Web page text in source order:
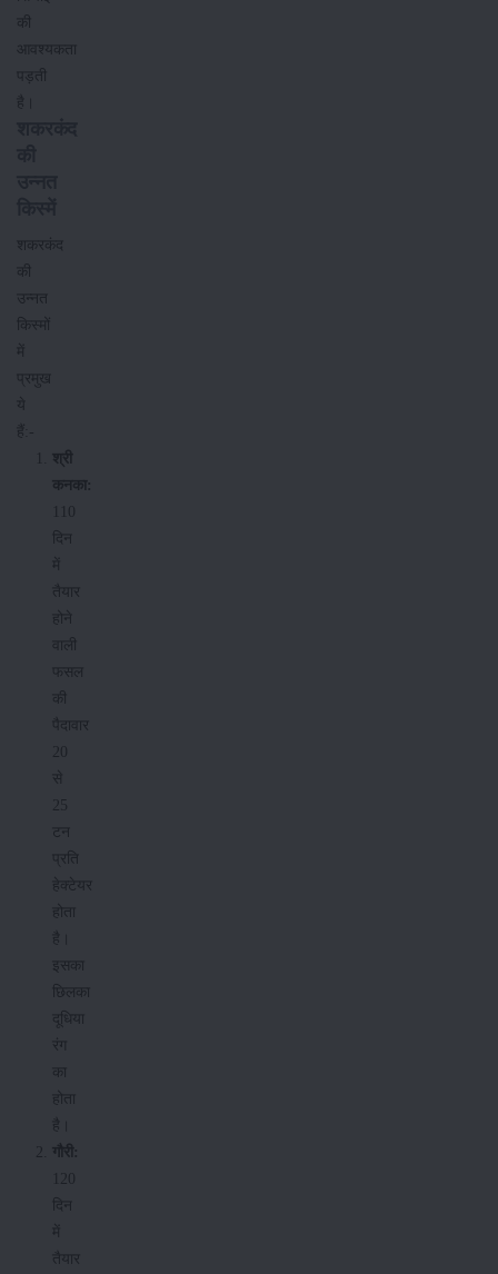
की
आवश्यकता
पड़ती
है।
शकरकंद
की
उन्नत
किस्मों
में
प्रमुख
ये
हैं:-
श्री
कनका:
110
दिन
में
तैयार
होने
वाली
फसल
की
पैदावार
20
से
25
टन
प्रति
हेक्टेयर
होता
है।
इसका
छिलका
दूधिया
रंग
का
होता
है।
गौरी:
120
दिन
में
तैयार